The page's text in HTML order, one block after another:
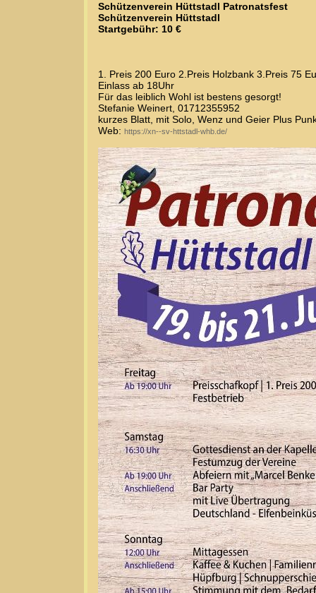
Schützenverein Hüttstadl Patronatsfest
Schützenverein Hüttstadl
Startgebühr: 10 €
1. Preis 200 Euro 2.Preis Holzbank 3.Preis 75
Einlass ab 18Uhr
Für das leiblich Wohl ist bestens gesorgt!
Stefanie Weinert, 01712355952
kurzes Blatt, mit Solo, Wenz und Geier Plus
Web: https://xn--sv-httstadl-whb.de/